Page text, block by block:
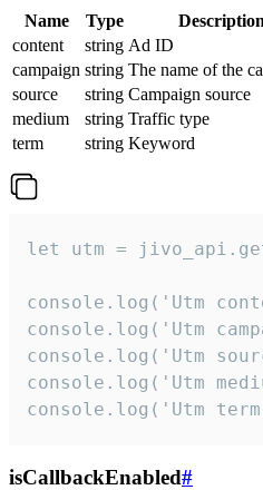
Name Type
Description
content
string Ad ID
campaign string The name of the
source
string Campaign source
medium
string Traffic type
term
string Keyword
let utm =
console.log('Utm
console.log('Utm
console.log('Utm
console.log('Utm
console.log('Utm
isCallbackEnabled#